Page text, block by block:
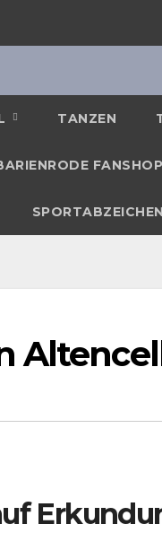
TANZEN
FANSHOP
SPORTABZEICHEN